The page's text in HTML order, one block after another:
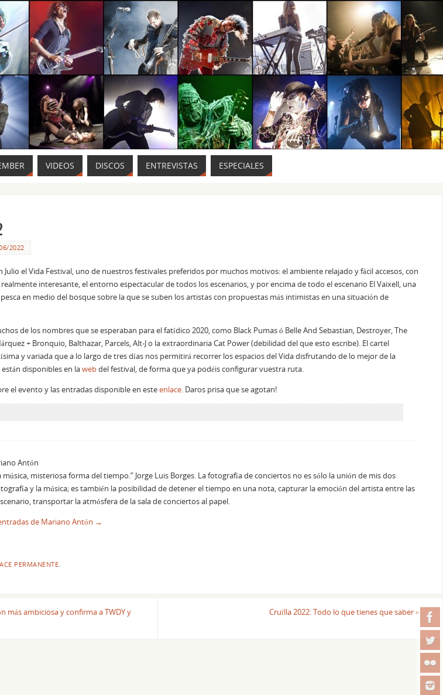
VIDEOS DISCOS ENTREVISTAS ESPECIALES
2022
Julio el Vida Festival, uno de nuestros festivales preferidos por muchos motivos: el ambiente relajado y fácil accesos, con
interesante, el entorno espectacular de todos los escenarios, y por encima de todo el escenario El Vaixell, una
en medio del bosque sobre la que se suben los artistas con propuestas más intimistas en una situación de
de los nombres que se esperaban para el fatídico 2020, como Black Pumas ó Belle And Sebastian, Destroyer, The
+ Bronquio, Balthazar, Parcels, Alt-J o la extraordinaria Cat Power (debilidad del que esto escribe). El cartel
y variada que a lo largo de tres días nos permitirá recorrer los espacios del Vida disfrutando de lo mejor de la
disponibles en lawebdel festival, de forma que ya podéis configurar vuestra ruta.
el evento y las entradas disponible en esteenlace. Daros prisa que se agotan!
Antón
música, misteriosa forma del tiempo.” Jorge Luis Borges. La fotografía de conciertos no es sólo la unión de mis dos
y la música; es también la posibilidad de detener el tiempo en una nota, capturar la emoción del artista entre las
transportar la atmósfera de la sala de conciertos al papel.
de Mariano Antón →
PERMANENTE.
más ambiciosa y confirma a TWDY y
Cruïlla 2022: Todo lo que tienes que saber»